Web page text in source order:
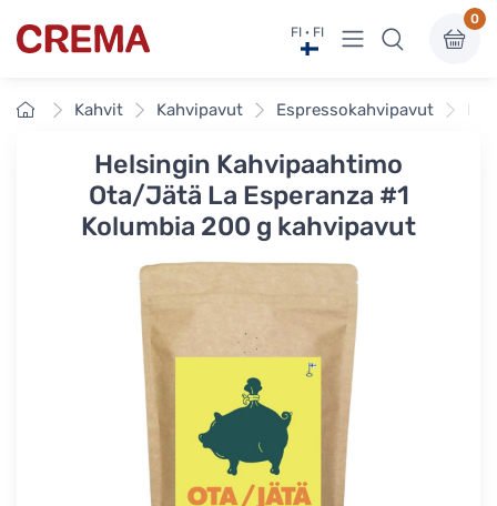
Crema FI · FI Näytä valikko
0
EtusivuKahvit Kahvipavut Espressokahvipavut
Helsingin Kahvipaahtimo
Ota/Jätä La Esperanza #1
Kolumbia 200 g kahvipavut